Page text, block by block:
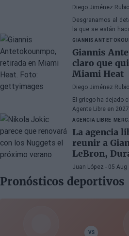
Diego Jiménez Rubio
Desgranamos al
la que se están
sobre Watson.
GIANNIS
Giannis
claro que
Miami Heat
Diego Jiménez Rubio
El griego ha dejado
Agente Libre en
Heat hasta el final
AGENCIA LIBRE
La agencia
reunir a
LeBron,
Juan López - 05 Aug
Pronósticos deportivos
VS